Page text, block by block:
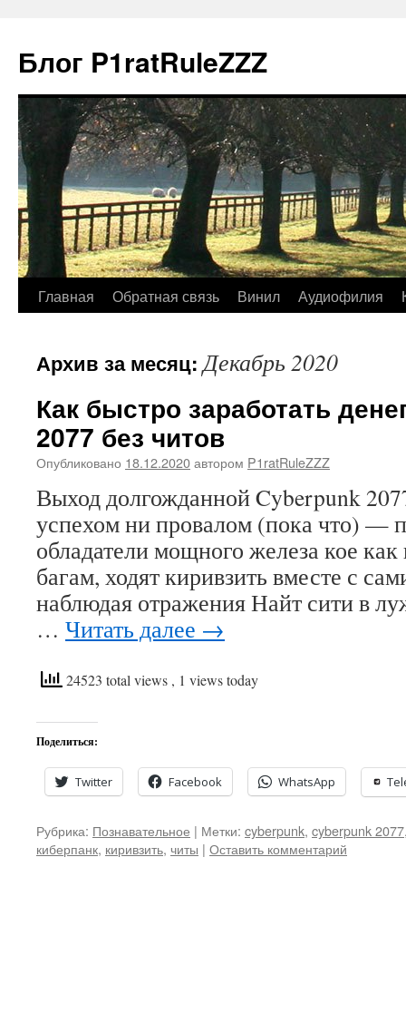
Блог P1ratRuleZZZ
Главная Обратная связь Винил Аудиофилия
Архив за месяц:Декабрь 2020
Как быстро заработать
2077 без читов
Опубликовано 18.12.2020автором P1ratRuleZZZ
Выход долгожданной Cyberpunk
успехом ни провалом (пока что) —
обладатели мощного железа кое
багам, ходят киривзить вместе с
наблюдая отражения Найт сити в
… Читать далее →
24523 total views , 1 views today
Поделиться:
Twitter Facebook WhatsApp
Рубрика: Познавательное | Метки: cyberpunk, cyberpunk 2077
киберпанк, киривзить, читы | Оставить комментарий